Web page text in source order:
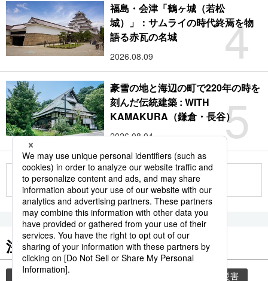
4
福島・会津「鶴ヶ城（若松
城）」：サムライの時代終焉を物
語る赤瓦の名城
2026.08.09
5
豪雪の地と海辺の町で220年の時を
刻んだ伝統建築 : WITH
KAMAKURA（鎌倉・長谷）
2026.08.04
もっと見る
注目のキーワード
共同通信ニュース 気象・災害